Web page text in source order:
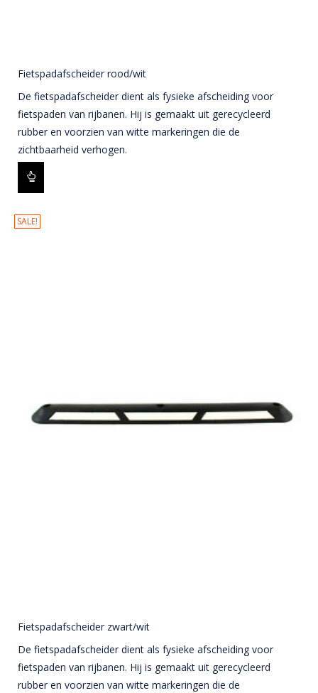
Fietspadafscheider rood/wit
De fietspadafscheider dient als fysieke afscheiding voor
fietspaden van rijbanen. Hij is gemaakt uit gerecycleerd
rubber en voorzien van witte markeringen die de
zichtbaarheid verhogen.
SALE!
Fietspadafscheider zwart/wit
De fietspadafscheider dient als fysieke afscheiding voor
fietspaden van rijbanen. Hij is gemaakt uit gerecycleerd
rubber en voorzien van witte markeringen die de